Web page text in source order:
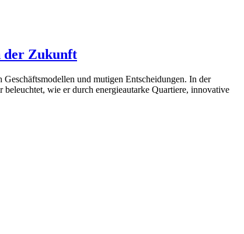
der Zukunft
und mutigen Entscheidungen. In der
wie er durch energieautarke Quartiere, innovative